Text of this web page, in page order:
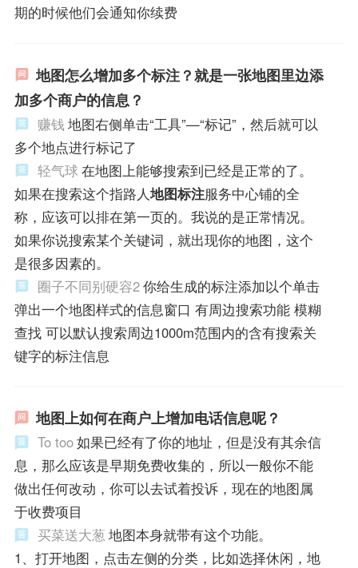
期的时候他们会通知你续费
地图怎么增加多个标注？就是一张地图里边添
加多个商户的信息？
赚钱 地图右侧单击“工具”—“标记”，然后就可以
多个地点进行标记了
轻气球 在地图上能够搜索到已经是正常的了。
如果在搜索这个指路人地图标注服务中心铺的全
称，应该可以排在第一页的。我说的是正常情况。
如果你说搜索某个关键词，就出现你的地图，这个
是很多因素的。
圈子不同别硬容2你给生成的标注添加以个单击
弹出一个地图样式的信息窗口 有周边搜索功能 模糊
查找 可以默认搜索周边1000m范围内的含有搜索关
键字的标注信息
地图上如何在商户上增加电话信息呢？
To too如果已经有了你的地址，但是没有其余信
息，那么应该是早期免费收集的，所以一般你不能
做出任何改动，你可以去试着投诉，现在的地图属
于收费项目
买菜送大葱 地图本身就带有这个功能。
1、打开地图，点击左侧的分类，比如选择休闲，地